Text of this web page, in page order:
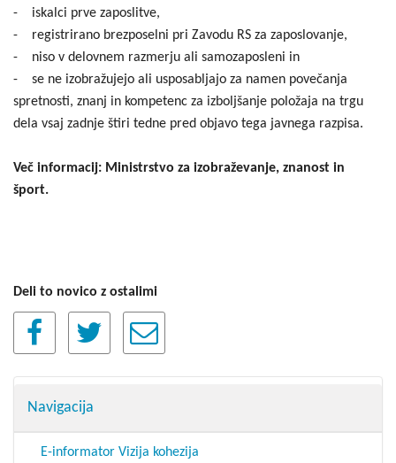
- iskalci prve zaposlitve,
- registrirano brezposelni pri Zavodu RS za zaposlovanje,
- niso v delovnem razmerju ali samozaposleni in
- se ne izobražujejo ali usposabljajo za namen povečanja
spretnosti, znanj in kompetenc za izboljšanje položaja na trgu
dela vsaj zadnje štiri tedne pred objavo tega javnega razpisa.
Več informacij: Ministrstvo za izobraževanje, znanost in
šport.
Deli to novico z ostalimi
Navigacija
E-informator Vizija kohezija